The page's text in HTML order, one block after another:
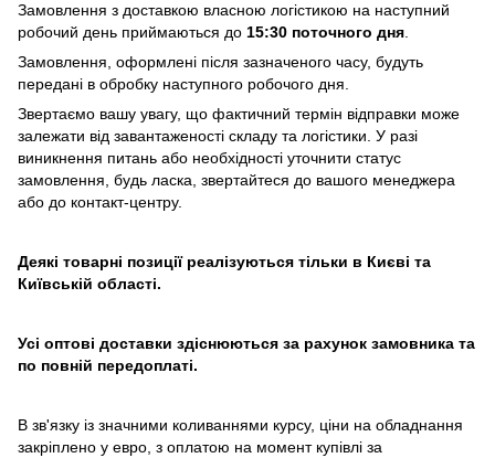
Замовлення з доставкою власною логістикою на наступний
робочий день приймаються до 15:30 поточного дня
Замовлення, оформлені після зазначеного часу, будуть
передані в обробку наступного робочого дня.
Звертаємо вашу увагу, що фактичний термін відправки може
залежати від завантаженості складу та логістики. У разі
виникнення питань або необхідності уточнити статус
замовлення, будь ласка, звертайтеся до вашого менеджера
або до контакт-центру.
Деякі товарні позиції реалізуються тільки в Києві та
Київській області.
Усі оптові доставки здіснюються за рахунок замовника та
по повній передоплаті.
В зв'язку із значними коливаннями курсу, ціни на обладнання
закріплено у евро, з оплатою на момент купівлі за